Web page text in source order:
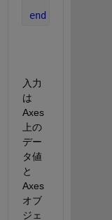
end
入力
は
Axes
上の
デー
タ値
と
Axes
オブ
ジェ